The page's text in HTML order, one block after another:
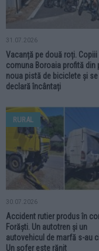
31.07.2026
Vacanță pe două roți. Copiii
comuna Boroaia profită din
noua pistă de biciclete și se
declară încântați
RURAL
30.07.2026
Accident rutier produs în
Forăști. Un autotren și un
autovehicul de marfă s-au
Un șofer este rănit